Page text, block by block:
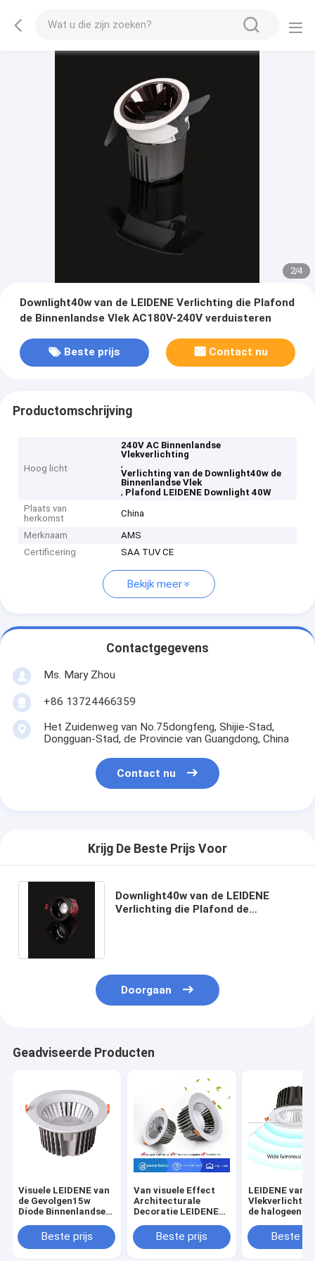
2/4
Downlight40w van de LEIDENE Verlichting die Plafond
de Binnenlandse Vlek AC180V-240V verduisteren
Beste prijs Contact nu
Productomschrijving
Hoog licht
240V AC Binnenlandse
Vlekverlichting
,
Verlichting van de Downlight40w de
Binnenlandse Vlek
, Plafond LEIDENE Downlight 40W
Plaats van
herkomst
China
Merknaam
AMS
Certificering
SAA TUV CE
Bekijk meer
Contactgegevens
Ms. Mary Zhou
+86 13724466359
Het Zuidenweg van No.75dongfeng, Shijie-Stad,
Dongguan-Stad, de Provincie van Guangdong, China
Contact nu
Krijg De Beste Prijs Voor
Downlight40w van de LEIDENE
Verlichting die Plafond de
Doorgaan
Geadviseerde Producten
Visuele LEIDENE van
de Gevolgen15w
Diode Binnenlandse
Architecturale
Decoratie
Beste prijs
Van visuele Effect
Architecturale
Decoratie LEIDENE
Halogeendownlights
10W
Beste prijs
LEIDENE van
de
Beste